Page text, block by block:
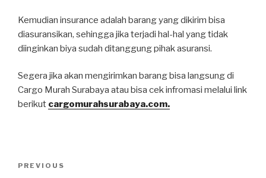
Kemudian insurance adalah barang yang dikirim bisa
diasuransikan, sehingga jika terjadi hal-hal yang tidak
diinginkan biya sudah ditanggung pihak asuransi.
Segera jika akan mengirimkan barang bisa langsung di
Cargo Murah Surabaya atau bisa cek infromasi melalui link
berikut cargomurahsurabaya.com.
PREVIOUS